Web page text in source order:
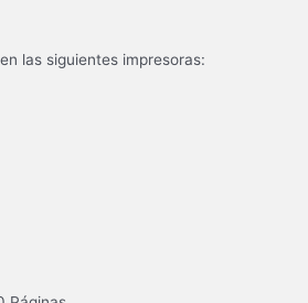
las siguientes impresoras: